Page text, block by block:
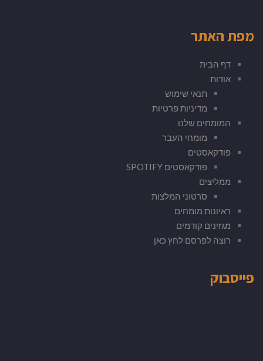
מפת האתר
דף הבית
אודות
תנאי שימוש
מדיניות פרטיות
המומחים שלנו
מומחי העבר
פודקאסטים
פודקאסטים SPOTIFY
ממליצים
סרטוני המלצות
ראיונות מומחים
מגזינים קודמים
רוצה לפרסם לחץ כאן
פייסבוק